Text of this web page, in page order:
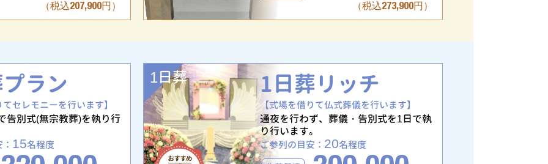
（税込207,900円） （税込273,900円）
ラン
セレモニーを行います】
告別式(無宗教葬)を執り行
15名程度
1日葬 1日葬リッチ
【式場を借りて仏式葬儀を行います】
通夜を行わず、葬儀・告別式を1日で執
り行います。
ご参列の目安： 20名程度